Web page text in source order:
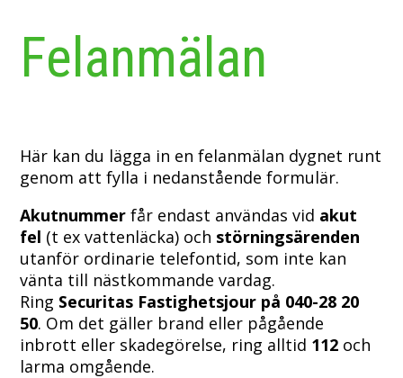
Felanmälan
Här kan du lägga in en felanmälan dygnet runt
genom att fylla i nedanstående formulär.
Akutnummer får endast användas vid akut
fel (t ex vattenläcka) och störningsärenden
utanför ordinarie telefontid, som inte kan
vänta till nästkommande vardag.
Ring Securitas Fastighetsjour på 040-28 20
50. Om det gäller brand eller pågående
inbrott eller skadegörelse, ring alltid 112 och
larma omgående.